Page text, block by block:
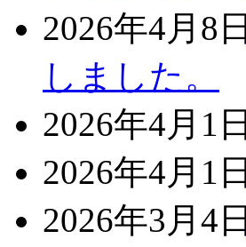
2026年4月8日
しました。
2026年4月1日
2026年4月1日
2026年3月4日